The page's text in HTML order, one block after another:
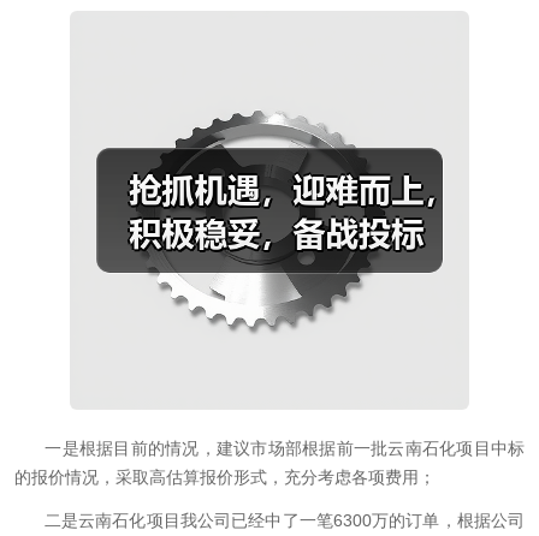
一是根据目前的情况，建议市场部根据前一批云南石化项目中标
的报价情况，采取高估算报价形式，充分考虑各项费用；
二是云南石化项目我公司已经中了一笔6300万的订单，根据公司